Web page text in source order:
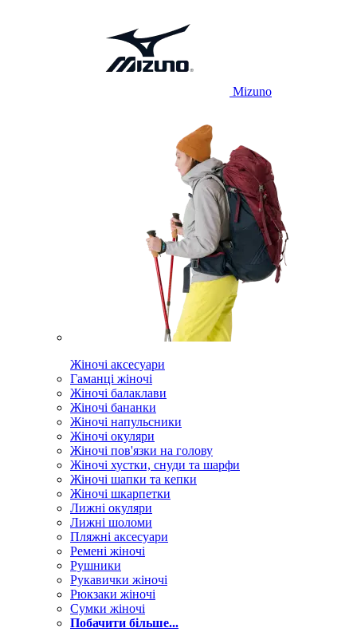
Mizuno
Жіночі аксесуари
Гаманці жіночі
Жіночі балаклави
Жіночі бананки
Жіночі напульсники
Жіночі окуляри
Жіночі пов'язки на голову
Жіночі хустки, снуди та шарфи
Жіночі шапки та кепки
Жіночі шкарпетки
Лижні окуляри
Лижні шоломи
Пляжні аксесуари
Ремені жіночі
Рушники
Рукавички жіночі
Рюкзаки жіночі
Сумки жіночі
Побачити більше...